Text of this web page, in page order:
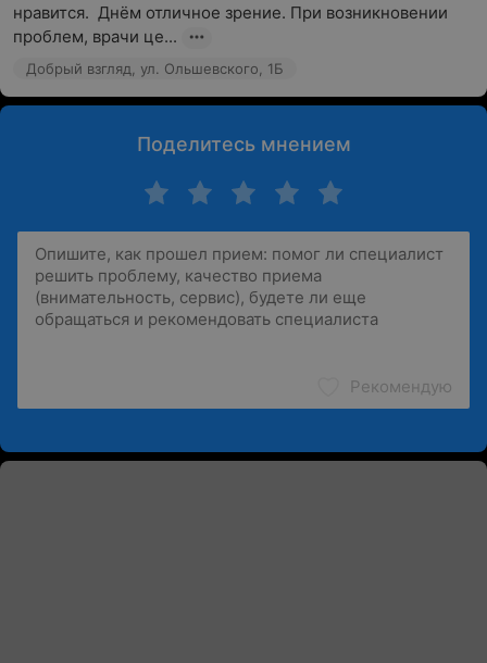
нравится.  Днём отличное зрение. При возникновении
проблем, врачи це...
Добрый взгляд, ул. Ольшевского, 1Б
Поделитесь мнением
Рекомендую